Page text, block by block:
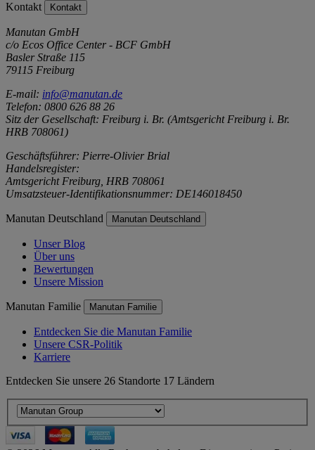
Kontakt Kontakt
Manutan GmbH
c/o Ecos Office Center - BCF GmbH
Basler Straße 115
79115 Freiburg
E-mail: info@manutan.de
Telefon: 0800 626 88 26
Sitz der Gesellschaft: Freiburg i. Br. (Amtsgericht Freiburg i. Br.
HRB 708061)
Geschäftsführer: Pierre-Olivier Brial
Handelsregister:
Amtsgericht Freiburg, HRB 708061
Umsatzsteuer-Identifikationsnummer: DE146018450
Manutan Deutschland Manutan Deutschland
Unser Blog
Über uns
Bewertungen
Unsere Mission
Manutan Familie Manutan Familie
Entdecken Sie die Manutan Familie
Unsere CSR-Politik
Karriere
Entdecken Sie unsere 26 Standorte 17 Ländern